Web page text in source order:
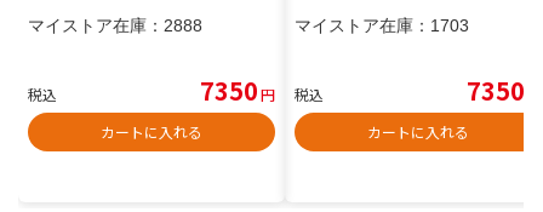
マイストア在庫： 2888
税込 7350円
カートに入れる
マイストア在庫： 1703
税込 7350
カートに入れる